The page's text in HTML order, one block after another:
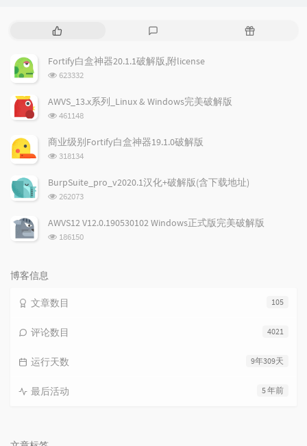
热
文
章
评
随
Fortify白盒神器20.1.1破解版,附license
浏
次
数:
623332
AWVS_13.x系列_Linux & Windows完美破解版
浏
次
数:
461148
商业级别Fortify白盒神器19.1.0破解版
浏
次
数:
318134
BurpSuite_pro_v2020.1汉化+破解版(含下载地址)
浏
次
数:
262073
AWVS12 V12.0.190530102 Windows正式版完美破解版
浏
186150
博客信息
105
文章数目
4021
评论数目
9年309天
运行天数
5 年前
最后活动